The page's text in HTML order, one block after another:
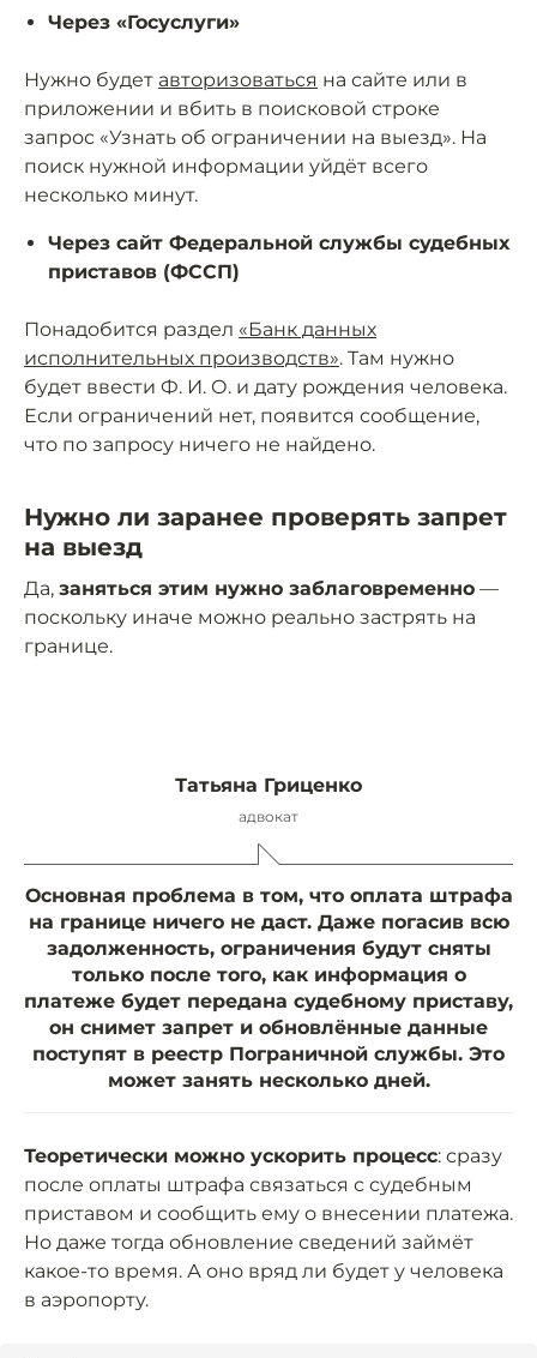
Через «Госуслуги»
Нужно будет авторизоваться на сайте или в
приложении и вбить в поисковой строке
запрос «Узнать об ограничении на выезд». На
поиск нужной информации уйдёт всего
несколько минут.
Через сайт Федеральной службы судебных
приставов (ФССП)
Понадобится раздел «Банк данных
исполнительных производств». Там нужно
будет ввести Ф. И. О. и дату рождения человека.
Если ограничений нет, появится сообщение,
что по запросу ничего не найдено.
Нужно ли заранее проверять запрет
на выезд
Да, заняться этим нужно заблаговременно —
поскольку иначе можно реально застрять на
границе.
Татьяна Гриценко
адвокат
Основная проблема в том, что оплата штрафа
на границе ничего не даст. Даже погасив всю
задолженность, ограничения будут сняты
только после того, как информация о
платеже будет передана судебному приставу,
он снимет запрет и обновлённые данные
поступят в реестр Пограничной службы. Это
может занять несколько дней.
Теоретически можно ускорить процесс: сразу
после оплаты штрафа связаться с судебным
приставом и сообщить ему о внесении платежа.
Но даже тогда обновление сведений займёт
какое-то время. А оно вряд ли будет у человека
в аэропорту.